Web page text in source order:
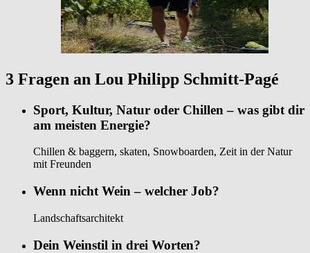
3 Fragen an Lou Philipp Schmitt-Pagé
Sport, Kultur, Natur oder Chillen – was gibt dir
am meisten Energie?
Chillen & baggern, skaten, Snowboarden, Zeit in der Natur
mit Freunden
Wenn nicht Wein – welcher Job?
Landschaftsarchitekt
Dein Weinstil in drei Worten?